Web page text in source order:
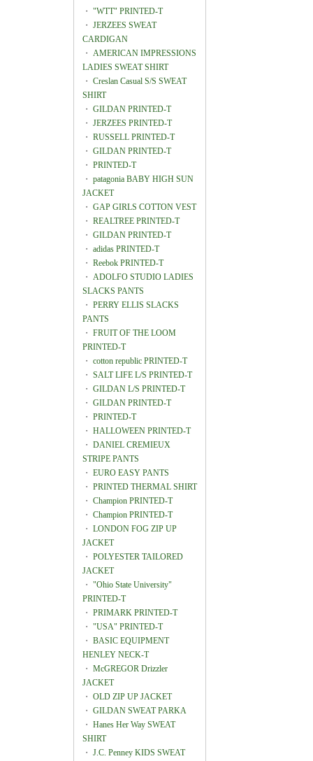
・ "WTT" PRINTED-T
・ JERZEES SWEAT
CARDIGAN
・ AMERICAN IMPRESSIONS
LADIES SWEAT SHIRT
・ Creslan Casual S/S SWEAT
SHIRT
・ GILDAN PRINTED-T
・ JERZEES PRINTED-T
・ RUSSELL PRINTED-T
・ GILDAN PRINTED-T
・ PRINTED-T
・ patagonia BABY HIGH SUN
JACKET
・ GAP GIRLS COTTON VEST
・ REALTREE PRINTED-T
・ GILDAN PRINTED-T
・ adidas PRINTED-T
・ Reebok PRINTED-T
・ ADOLFO STUDIO LADIES
SLACKS PANTS
・ PERRY ELLIS SLACKS
PANTS
・ FRUIT OF THE LOOM
PRINTED-T
・ cotton republic PRINTED-T
・ SALT LIFE L/S PRINTED-T
・ GILDAN L/S PRINTED-T
・ GILDAN PRINTED-T
・ PRINTED-T
・ HALLOWEEN PRINTED-T
・ DANIEL CREMIEUX
STRIPE PANTS
・ EURO EASY PANTS
・ PRINTED THERMAL SHIRT
・ Champion PRINTED-T
・ Champion PRINTED-T
・ LONDON FOG ZIP UP
JACKET
・ POLYESTER TAILORED
JACKET
・ "Ohio State University"
PRINTED-T
・ PRIMARK PRINTED-T
・ "USA" PRINTED-T
・ BASIC EQUIPMENT
HENLEY NECK-T
・ McGREGOR Drizzler
JACKET
・ OLD ZIP UP JACKET
・ GILDAN SWEAT PARKA
・ Hanes Her Way SWEAT
SHIRT
・ J.C. Penney KIDS SWEAT